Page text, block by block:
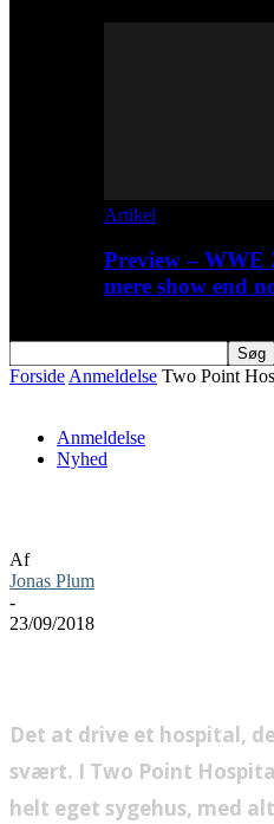
Artikel
Preview – WWE
mere show end
Forside Anmeldelse Two Point
Anmeldelse
Nyhed
Af
Jonas Plum
-
23/09/2018
Det at drive et hospital,
svært. I Two Point
helt eget sygehus, med